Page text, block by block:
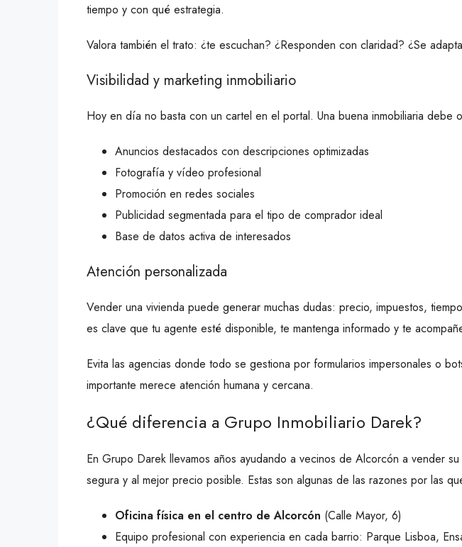
tiempo y con qué estrategia.
Valora también el trato: ¿te escuchan? ¿Responden con claridad? ¿Se
Visibilidad y marketing inmobiliario
Hoy en día no basta con un cartel en el portal. Una buena inmobiliaria debe
Anuncios destacados con descripciones optimizadas
Fotografía y vídeo profesional
Promoción en redes sociales
Publicidad segmentada para el tipo de comprador ideal
Base de datos activa de interesados
Atención personalizada
Vender una vivienda puede generar muchas dudas: precio, impuestos,
es clave que tu agente esté disponible, te mantenga informado y te
Evita las agencias donde todo se gestiona por formularios impersonales o
importante merece atención humana y cercana.
¿Qué diferencia a Grupo Inmobiliario Darek?
En Grupo Darek llevamos años ayudando a vecinos de Alcorcón a vender
segura y al mejor precio posible. Estas son algunas de las razones por las
Oficina física en el centro de Alcorcón (Calle Mayor, 6)
Equipo profesional con experiencia en cada barrio: Parque Lisboa,